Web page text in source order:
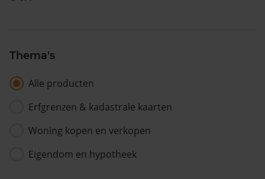
Thema's
Alle producten
Erfgrenzen & kadastrale kaarten
Woning kopen en verkopen
Eigendom en hypotheek